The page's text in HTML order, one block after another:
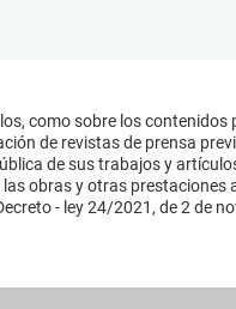
como sobre los contenidos
de revistas de prensa
de sus trabajos y
obras y otras prestaciones
- ley 24/2021, de 2 de